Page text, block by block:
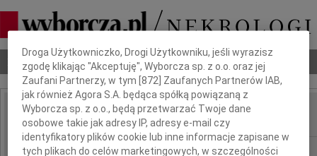
Nekrologi Odeszli Poradnik pogrzebowy
IMIĘ I NAZWISKO:
REGION: Gdańsk
Dbamy o Twoją prywatność
Droga Użytkowniczko, Drogi Użytkowniku, jeśli wyrazisz
zgodę klikając "Akceptuję", Wyborcza sp. z o.o. oraz jej
Zaufani Partnerzy, w tym [872 ] Zaufanych Partnerów IAB,
jak również Agora S.A. będąca spółką powiązaną z
Wyborcza sp. z o.o., będą przetwarzać Twoje dane
osobowe takie jak adresy IP, adresy e-mail czy
identyfikatory plików cookie lub inne informacje zapisane w
tych plikach do celów marketingowych, w szczególności